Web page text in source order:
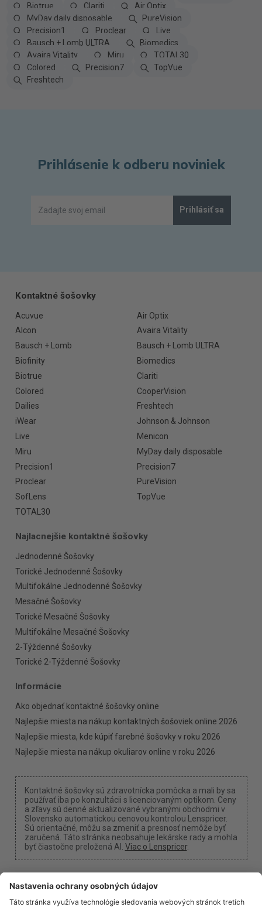
Biotrue
Clariti
Air Optix
MyDay daily disposable
PureVision
Precision1
Proclear
Live
Bausch + Lomb ULTRA
Biomedics
Avaira Vitality
Miru
TOTAL30
Colored
Precision7
TopVue
Freshtech
Prihlásenie k odberu noviniek
Prihlásiť sa
Kontaktné šošovky
Acuvue
Air Optix
Alcon
Avaira Vitality
Bausch + Lomb
Bausch + Lomb ULTRA
Biofinity
Biomedics
Biotrue
Clariti
Colored
CooperVision
Dailies
Freshtech
iWear
Johnson & Johnson
Live
Menicon
Miru
MyDay daily disposable
Precision1
Precision7
Proclear
PureVision
SofLens
TopVue
TOTAL30
Najlacnejšie kontaktné šošovky
Jednodenné Šošovky
Torické Jednodenné Šošovky
Multifokálne Jednodenné Šošovky
Mesačné Šošovky
Torické Mesačné Šošovky
Multifokálne Mesačné Šošovky
2-Týždenné Šošovky
Torické 2-Týždenné Šošovky
Informácie
Ako objednať kontaktné šošovky online
Najlepšie miesta na nákup kontaktných šošoviek online 2026
Najlepšie miesta, kde kúpiť farebné šošovky v roku 2026
Najlepšie miesta na nákup okuliarov online v roku 2026
Kontaktné šošovky sú zdravotnícka pomôcka a mali by sa
používať iba po konzultácii s licenciovaným optikom. Ceny
a zľavy sú denné aktualizované vybranými obchodmi v
Slovensko automatickou cenovou kontrolou Lenspricer.
Sú orientačné, môžu sa zmeniť a presnosť nemôže byť
zaručená. Táto stránka neobsahuje lekárske rady a mohla
byť čiastočne preložená AI. Viac o Lenspricer.